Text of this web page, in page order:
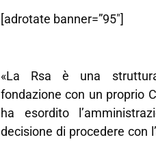
[adrotate banner=”95″]
«La Rsa è una
fondazione con un proprio
ha esordito
decisione di procedere con